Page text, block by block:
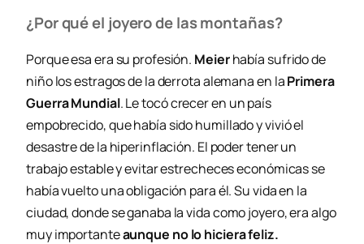
¿Por qué el joyero de las montañas?
Porque esa era su profesión. Meierhabía sufrido de
niño los estragos de la derrota alemana en laPrimera
Guerra Mundial. Le tocó crecer en un país
empobrecido, que había sido humillado y vivió el
desastre de la hiperinflación. El poder tener un
trabajo estable y evitar estrecheces económicas se
había vuelto una obligación para él. Su vida en la
ciudad, donde se ganaba la vida como joyero, era algo
muy importanteaunque no lo hiciera feliz.